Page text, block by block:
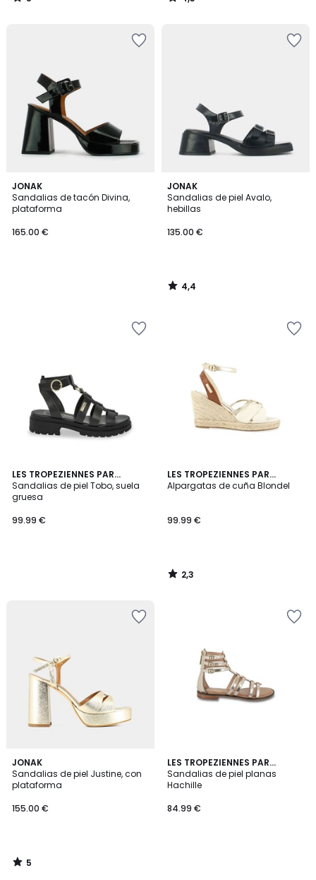
/
/
JONAK
Sandalias de tacón Divina,
plataforma
165.00 €
JONAK
Sandalias de piel Avalo,
hebillas
135.00 €
4,4
/ 5
4,4
/
LES TROPEZIENNES PAR
M.BELARBI
Sandalias de piel Tobo, suela
gruesa
99.99 €
LES TROPEZIENNES PAR
M.BELARBI
Alpargatas de cuña Blondel
99.99 €
2,3
/ 5
2,3
/
JONAK
Sandalias de piel Justine, con
plataforma
155.00 €
5
/
5
5
/
LES TROPEZIENNES PAR
M.BELARBI
Sandalias de piel planas
Hachille
84.99 €